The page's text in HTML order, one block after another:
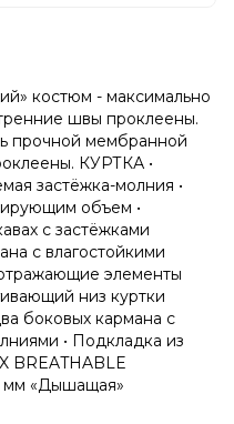
костюм - максимально
швы проклеены.
прочной мембранной
КУРТКА •
застёжка-молния •
объем •
с застёжками
с влагостойкими
элементы
низ куртки
боковых кармана с
• Подкладка из
BREATHABLE
мм «Дышащая»